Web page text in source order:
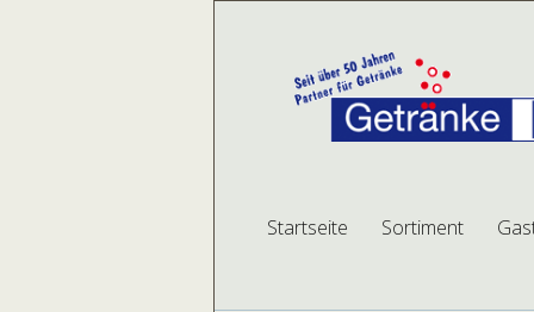
Startseite Sortiment